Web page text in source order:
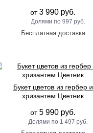
от3 990 руб.
997 руб.
Букет цветов из гербер и
хризантем Цветник
от5 990 руб.
1 497 руб.